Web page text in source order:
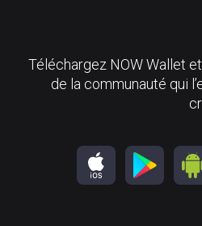
Téléchargez NOW Wallet
de la communauté qui